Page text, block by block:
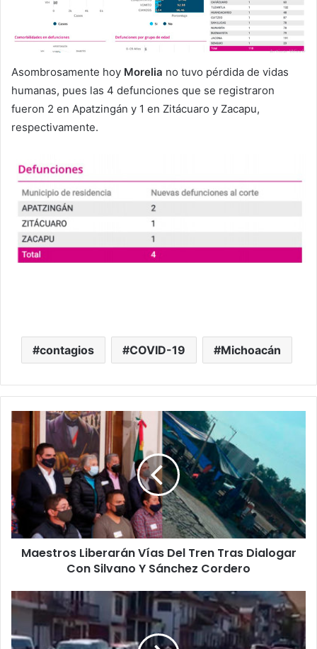
Asombrosamente hoy Morelia no tuvo pérdida de vidas
humanas, pues las 4 defunciones que se registraron
fueron 2 en Apatzingán y 1 en Zitácuaro y Zacapu,
respectivamente.
contagios COVID-19 Michoacán
Maestros
Liberarán
Vías
Del
Tren
Tras
Dialogar
Con
Silvano
Maestros Liberarán Vías Del Tren Tras Dialogar
Con Silvano Y Sánchez Cordero
#Pátzcuaro
Fueron
Personas